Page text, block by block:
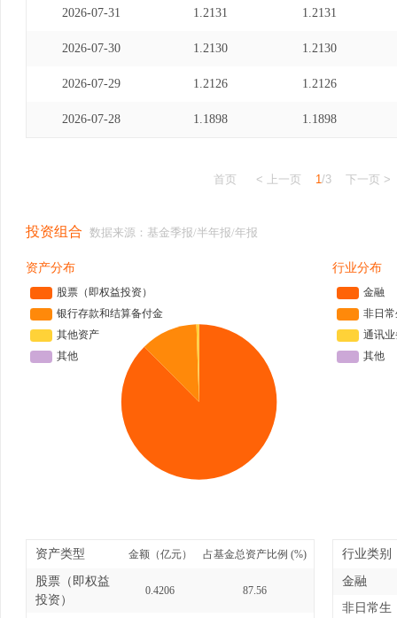
2026-07-31 1.2131 1.2131
2026-07-30 1.2130 1.2130
2026-07-29 1.2126 1.2126
2026-07-28 1.1898 1.1898
首页 < 上一页 1/3 下一页 >
投资组合 数据来源：基金季报/半年报/年报
资产分布
资产类型 金额（亿元） 占基金总资产比例 (%)
股票（即权益
投资）
0.4206 87.56
行业分布
行业类别
金融
非日常生